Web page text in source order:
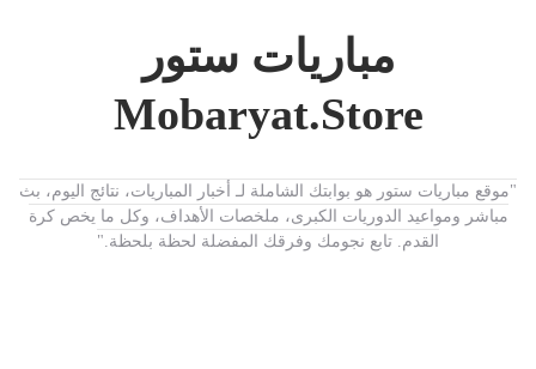
مباريات ستور
Mobaryat.Store
"موقع مباريات ستور هو بوابتك الشاملة لـ أخبار المباريات، نتائج اليوم، بث
مباشر ومواعيد الدوريات الكبرى، ملخصات الأهداف، وكل ما يخص كرة
القدم. تابع نجومك وفرقك المفضلة لحظة بلحظة."